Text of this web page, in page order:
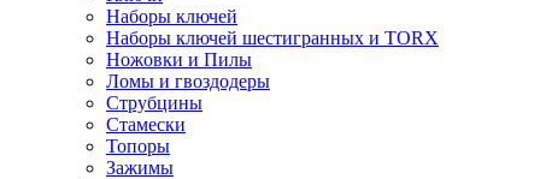
Наборы ключей
Наборы ключей шестигранных и TORX
Ножовки и Пилы
Ломы и гвоздодеры
Струбцины
Стамески
Топоры
Зажимы